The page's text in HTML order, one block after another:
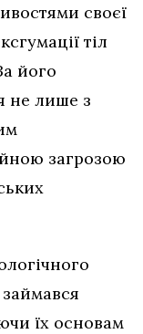
своєї
тіл
його
не лише з
загрозою
їх основам